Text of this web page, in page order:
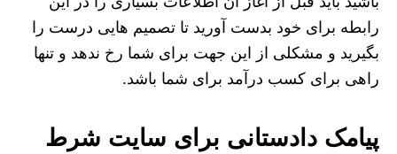
رابطه برای خود بدست آورید تا تصمیم هایی درست را
بگیرید و مشکلی از این جهت برای شما رخ ندهد و تنها
راهی برای کسب درآمد برای شما باشد.
پیامک دادستانی برای سایت شرط